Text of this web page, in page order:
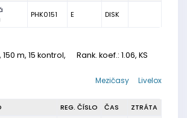
PHK0151 E DISK
m, 15 kontrol, Rank. koef.: 1.06, KS
Livelox
Mezičasy
REG. ČÍSLO ČAS
ZTRÁTA